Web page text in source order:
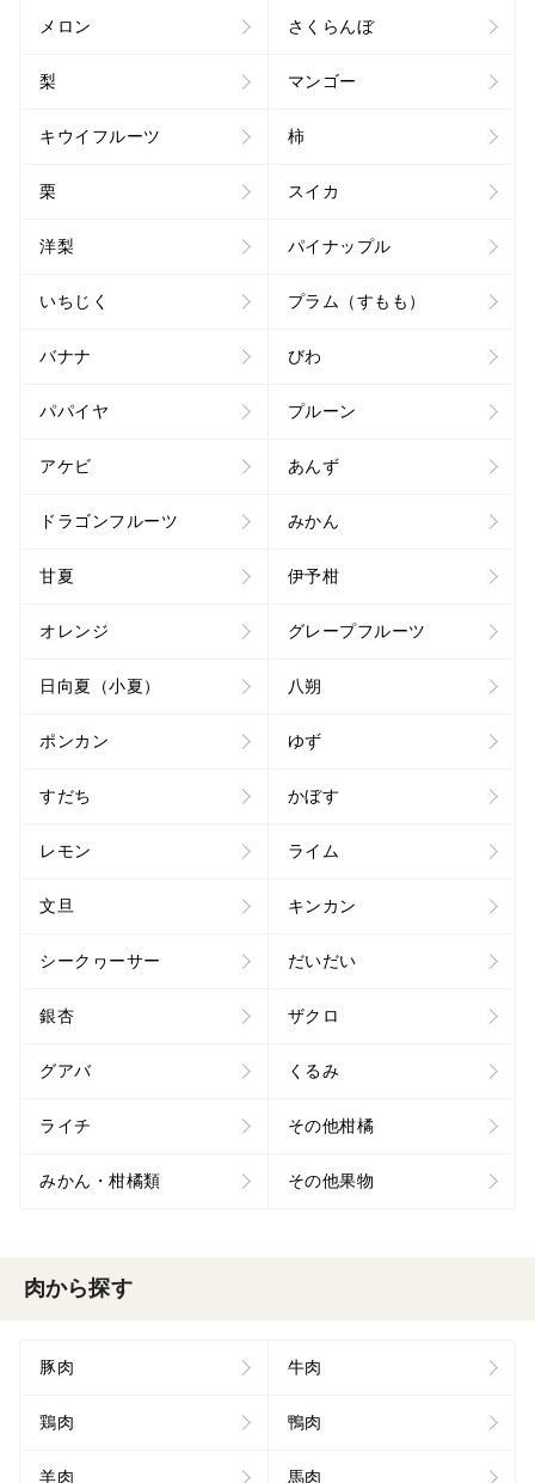
メロン さくらんぼ
梨 マンゴー
キウイフルーツ 柿
栗 スイカ
洋梨 パイナップル
いちじく プラム（すもも）
バナナ びわ
パパイヤ プルーン
アケビ あんず
ドラゴンフルーツ みかん
甘夏 伊予柑
オレンジ グレープフルーツ
日向夏（小夏） 八朔
ポンカン ゆず
すだち かぼす
レモン ライム
文旦 キンカン
シークヮーサー だいだい
銀杏 ザクロ
グアバ くるみ
ライチ その他柑橘
みかん・柑橘類 その他果物
肉から探す
豚肉 牛肉
鶏肉 鴨肉
羊肉 馬肉